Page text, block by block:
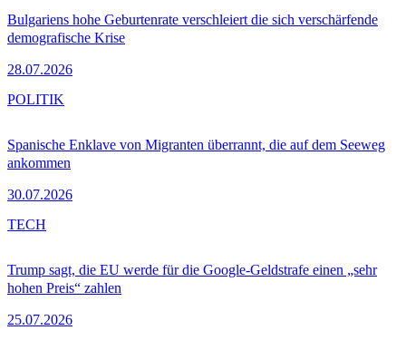
Bulgariens hohe Geburtenrate verschleiert die sich verschärfende
demografische Krise
28.07.2026
Spanische Enklave von Migranten überrannt, die auf dem Seeweg
ankommen
30.07.2026
POLITIK
Trump sagt, die EU werde für die Google-Geldstrafe einen „sehr
hohen Preis“ zahlen
25.07.2026
TECH